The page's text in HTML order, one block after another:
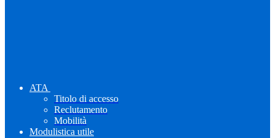
ATA
Titolo di accesso
Reclutamento
Mobilità
Modulistica utile